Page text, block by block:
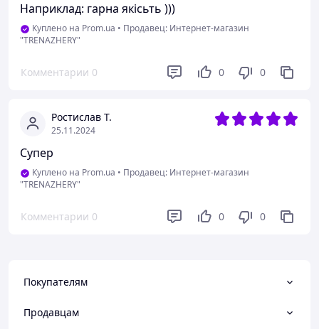
Наприклад: гарна якісьть )))
Куплено на Prom.ua • Продавец: Интернет-магазин
"TRENAZHERY"
Комментарии 0 0 0
Ростислав Т.
25.11.2024
Супер
Куплено на Prom.ua • Продавец: Интернет-магазин
"TRENAZHERY"
Комментарии 0 0 0
Покупателям
Продавцам